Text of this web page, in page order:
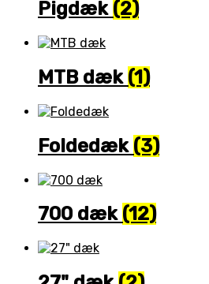
Pigdæk (2)
MTB dæk (1)
Foldedæk (3)
700 dæk (12)